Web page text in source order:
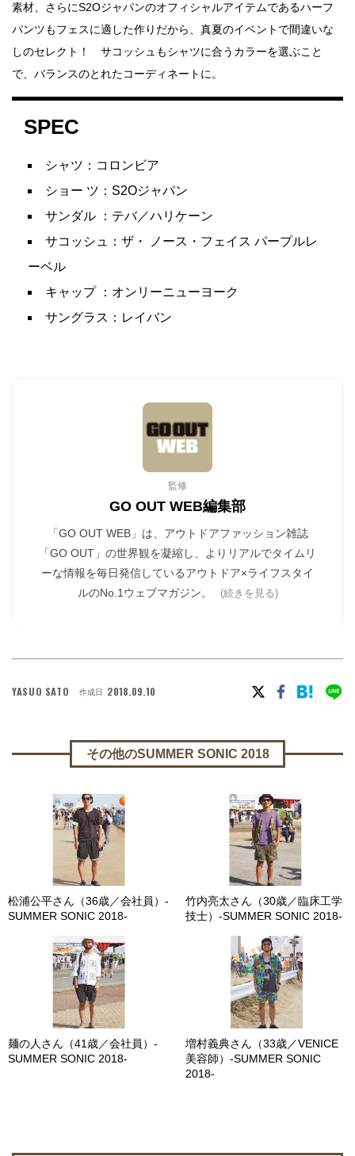
素材、さらにS2Oジャパンのオフィシャルアイテムであるハーフ
パンツもフェスに適した作りだから、真夏のイベントで間違いな
しのセレクト！ サコッシュもシャツに合うカラーを選ぶこと
で、バランスのとれたコーディネートに。
SPEC
シャツ：コロンビア
ショー ツ：S2Oジャパン
サンダル ：テバ／ハリケーン
サコッシュ：ザ・ ノース・フェイス パープルレ
ーベル
キャップ ：オンリーニューヨーク
サングラス：レイバン
監修
GO OUT WEB編集部
「GO OUT WEB」は、アウトドアファッション雑誌
「GO OUT」の世界観を凝縮し、よりリアルでタイムリ
ーな情報を毎日発信しているアウトドア×ライフスタイ
ルのNo.1ウェブマガジン。
(続きを見る)
YASUO SATO 作成日 2018.09.10
その他のSUMMER SONIC 2018
松浦公平さん（36歳／会社員）-
SUMMER SONIC 2018-
竹内亮太さん（30歳／臨床工学
技士）-SUMMER SONIC 2018-
麺の人さん（41歳／会社員）-
SUMMER SONIC 2018-
増村義典さん（33歳／VENICE
美容師）-SUMMER SONIC
2018-